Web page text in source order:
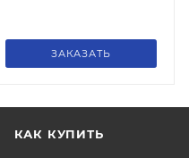
ЗАКАЗАТЬ
КАК КУПИТЬ